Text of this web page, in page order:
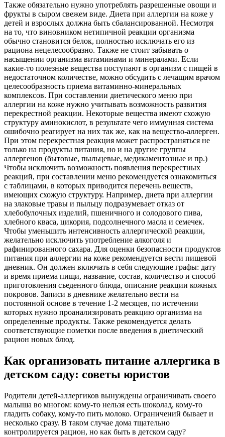
Также обязательно нужно употреблять разрешенные овощи и
фрукты в сыром свежем виде. Диета при аллергии на коже у
детей и взрослых должна быть сбалансированной. Несмотря
на то, что виновником нетипичной реакции организма
обычно становится белок, полностью исключать его из
рациона нецелесообразно. Также не стоит забывать о
насыщении организма витаминами и минералами. Если
какие-то полезные вещества поступают в организм с пищей в
недостаточном количестве, можно обсудить с лечащим врачом
целесообразность приема витаминно-минеральных
комплексов. При составлении диетического меню при
аллергии на коже нужно учитывать возможность развития
перекрестной реакции. Некоторые вещества имеют схожую
структуру аминокислот, в результате чего иммунная система
ошибочно реагирует на них так же, как на вещество-аллерген.
При этом перекрестная реакция может распространяться не
только на продукты питания, но и на другие группы
аллергенов (бытовые, пыльцевые, медикаментозные и пр.)
Чтобы исключить возможность появления перекрестных
реакций, при составлении меню рекомендуется ознакомиться
с таблицами, в которых приводится перечень веществ,
имеющих схожую структуру. Например, диета при аллергии
на злаковые травы и пыльцу подразумевает отказ от
хлебобулочных изделий, пшеничного и солодового пива,
хлебного кваса, цикория, подсолнечного масла и семечек.
Чтобы уменьшить интенсивность аллергической реакции,
желательно исключить употребление алкоголя и
рафинированного сахара. Для оценки безопасности продуктов
питания при аллергии на коже рекомендуется вести пищевой
дневник. Он должен включать в себя следующие графы: дату
и время приема пищи, название, состав, количество и способ
приготовления съеденного блюда, описание реакции кожных
покровов. Записи в дневнике желательно вести на
постоянной основе в течение 1-2 месяцев, по истечении
которых нужно проанализировать реакцию организма на
определенные продукты. Также рекомендуется делать
соответствующие пометки после введения в диетический
рацион новых блюд.
Как организовать питание аллергика в
детском саду: советы юристов
Родители детей-аллергиков вынуждены ограничивать своего
малыша во многом: кому-то нельзя есть шоколад, кому-то
гладить собаку, кому-то пить молоко. Ограничений бывает и
несколько сразу. В таком случае дома тщательно
контролируется рацион, но как быть в детском саду?